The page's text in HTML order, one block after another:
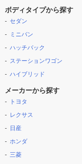
ボディタイプから探す
セダン
ミニバン
ハッチバック
ステーションワゴン
ハイブリッド
メーカーから探す
トヨタ
レクサス
日産
ホンダ
三菱